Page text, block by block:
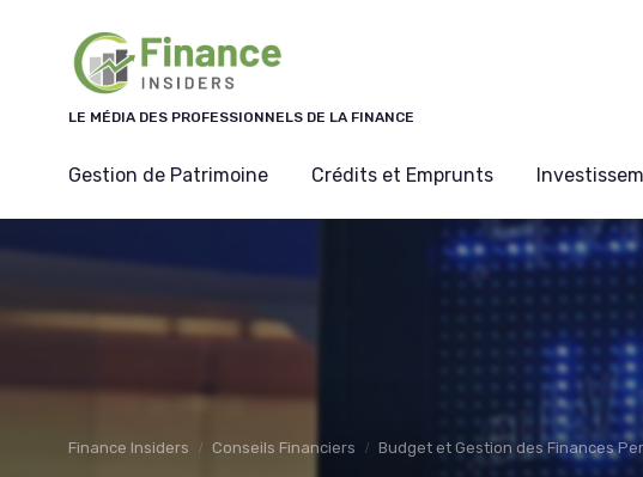
LE MÉDIA DES PROFESSIONNELS DE LA FINANCE
Gestion de Patrimoine Crédits et Emprunts
Finance Insiders Conseils Financiers Budget et Gestion des Finances